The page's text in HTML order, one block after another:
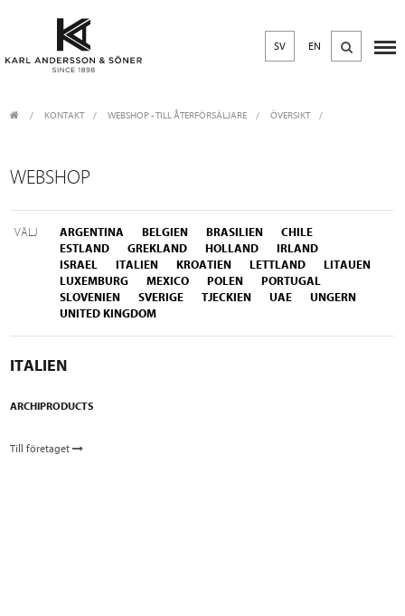
SV EN
KONTAKT / WEBSHOP - TILL ÅTERFÖRSÄLJARE / ÖVERSIKT
WEBSHOP
VÄLJ ARGENTINA BELGIEN BRASILIEN
CHILE
ESTLAND
GREKLAND HOLLAND
IRLAND
ISRAEL
ITALIEN KROATIEN LETTLAND
LITAUEN
LUXEMBURG
MEXICO POLEN
PORTUGAL
SLOVENIEN
SVERIGE TJECKIEN UAE
UNGERN
UNITED KINGDOM
ITALIEN
ARCHIPRODUCTS
Till företaget